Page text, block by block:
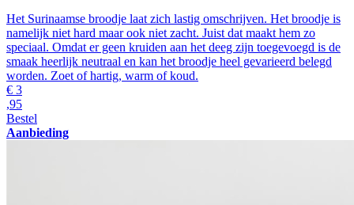
Het Surinaamse broodje laat zich lastig omschrijven. Het broodje is
namelijk niet hard maar ook niet zacht. Juist dat maakt hem zo
speciaal. Omdat er geen kruiden aan het deeg zijn toegevoegd is de
smaak heerlijk neutraal en kan het broodje heel gevarieerd belegd
worden. Zoet of hartig, warm of koud.
€ 3
,95
Bestel
Aanbieding